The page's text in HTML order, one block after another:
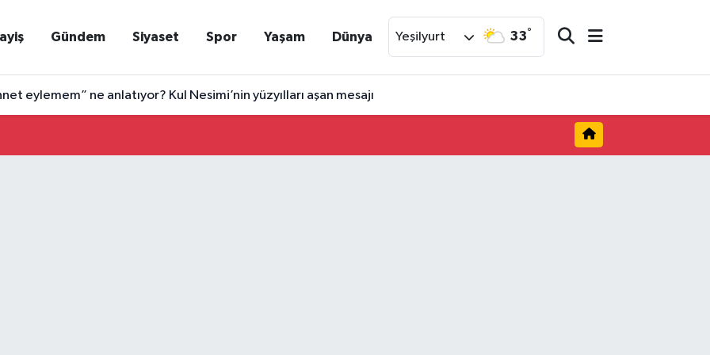
Gündem Siyaset Spor Yaşam Dünya Yeşilyurt 33°
eylemem” ne anlatıyor? Kul Nesimi’nin yüzyılları aşan mesajı